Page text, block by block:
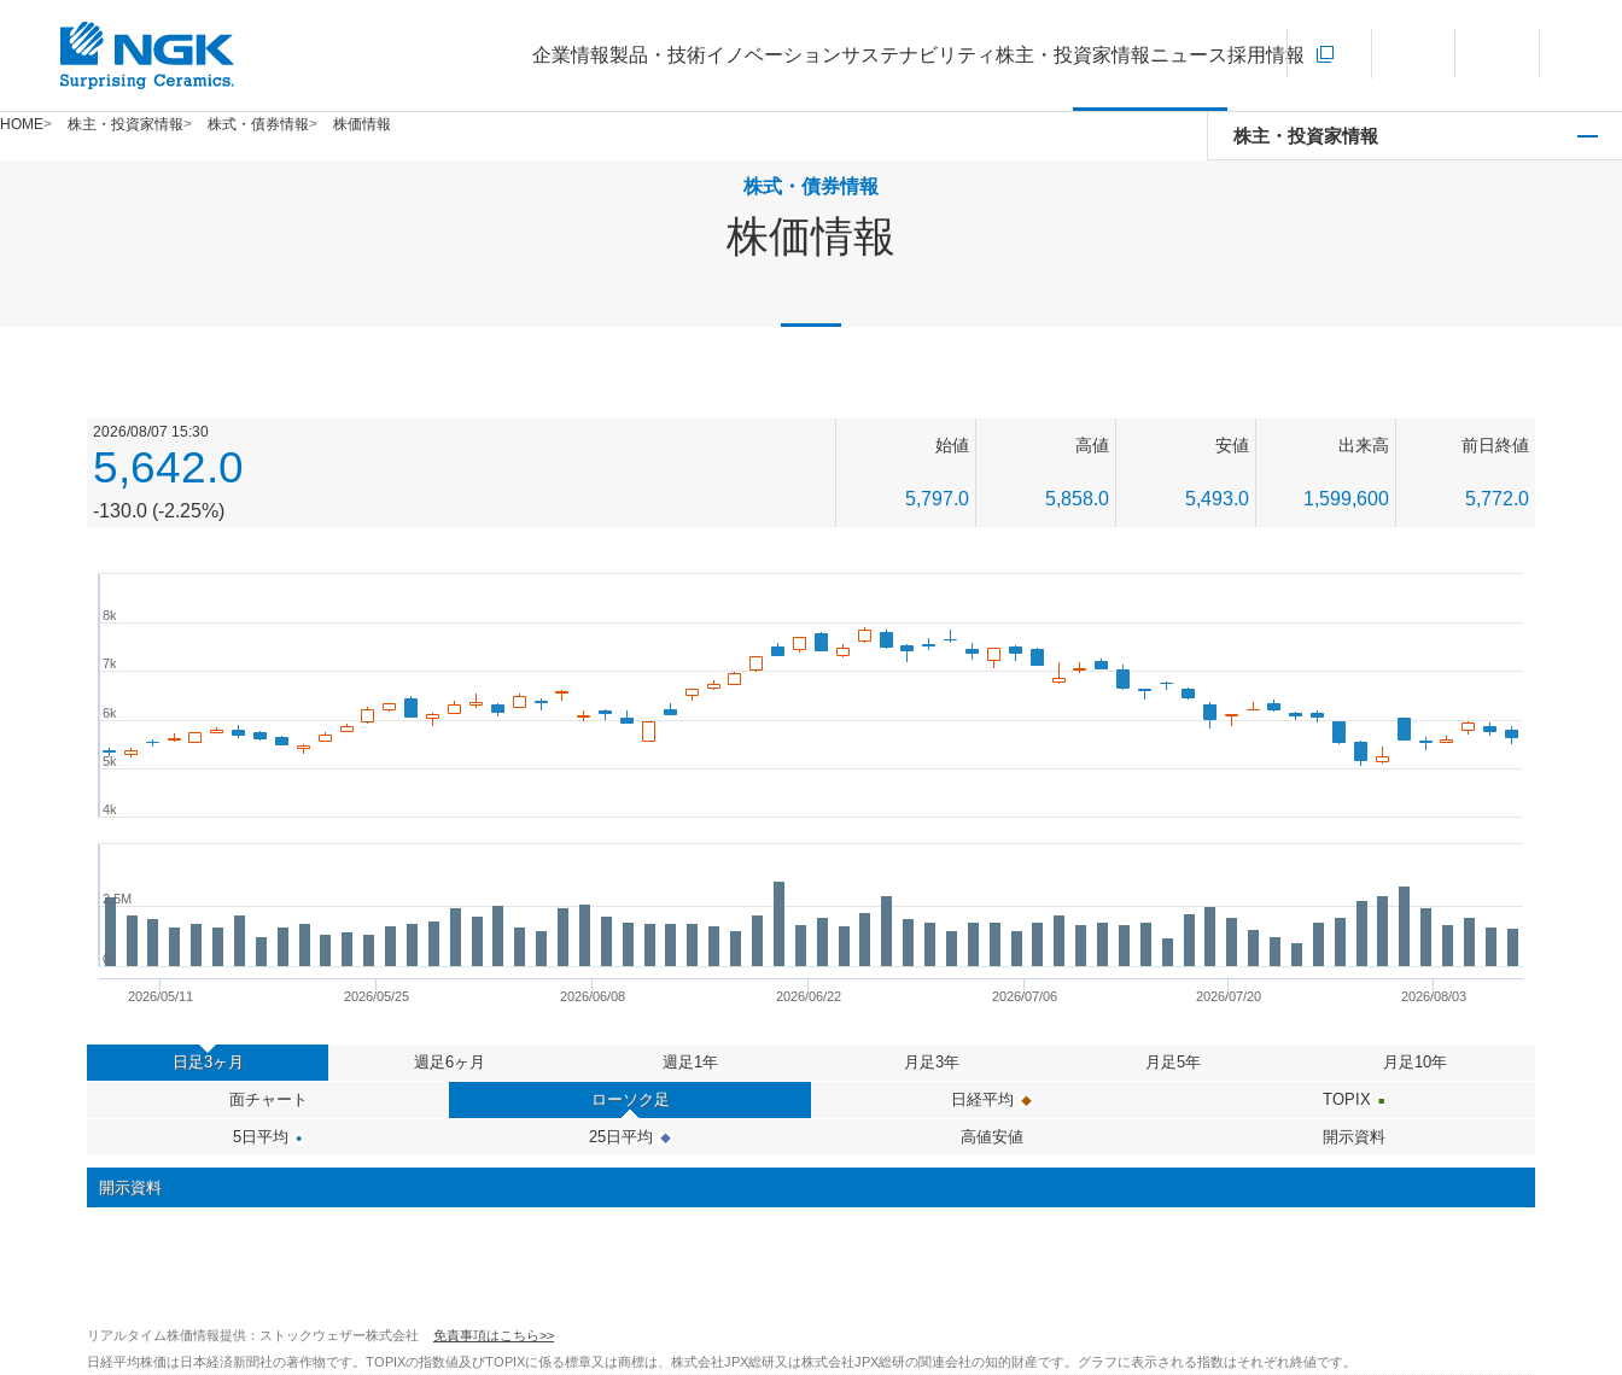
企業情報製品・技術イノベーションサステナビリティ株主・投資家情報ニュース採用情報
新規ウィンドウを開きます
言語切り替えメニューを開く
HOME 株主・投資家情報 株式・債券情報 株価情報
株式・債券情報
株価情報
株主・投資家情報